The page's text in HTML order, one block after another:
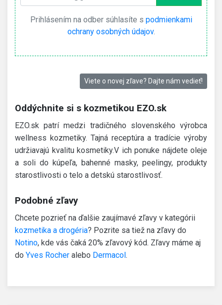
Prihlásením na odber súhlasíte s podmienkami
ochrany osobných údajov.
Viete o novej zľave? Dajte nám vedieť!
Oddýchnite si s kozmetikou EZO.sk
EZO.sk patrí medzi tradičného slovenského výrobca
wellness kozmetiky. Tajná receptúra a tradície výroby
udržiavajú kvalitu kosmetiky.V ich ponuke nájdete oleje
a soli do kúpeľa, bahenné masky, peelingy, produkty
starostlivosti o telo a detskú starostlivosť.
Podobné zľavy
Chcete pozrieť na ďalšie zaujímavé zľavy v kategórii
kozmetika a drogéria? Pozrite sa tiež na zľavy do
Notino, kde vás čaká 20% zľavový kód. Zľavy máme aj
do Yves Rocher alebo Dermacol.